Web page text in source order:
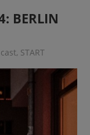
BERLIN
, START